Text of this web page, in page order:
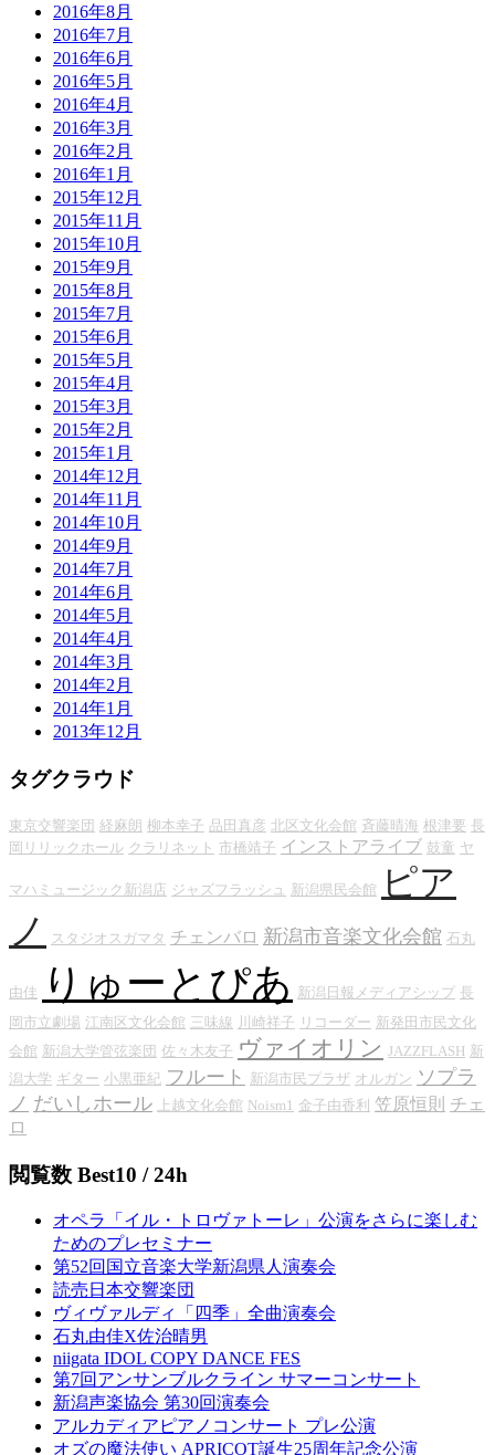
2016年8月
2016年7月
2016年6月
2016年5月
2016年4月
2016年3月
2016年2月
2016年1月
2015年12月
2015年11月
2015年10月
2015年9月
2015年8月
2015年7月
2015年6月
2015年5月
2015年4月
2015年3月
2015年2月
2015年1月
2014年12月
2014年11月
2014年10月
2014年9月
2014年7月
2014年6月
2014年5月
2014年4月
2014年3月
2014年2月
2014年1月
2013年12月
タグクラウド
東京交響楽団 経麻朗 柳本幸子 品田真彦 北区文化会館 斉藤晴海 根津要 長
岡リリックホール クラリネット 市橋靖子 インストアライブ 鼓童 ヤ
マハミュージック新潟店 ジャズフラッシュ 新潟県民会館
ピア
ノ
スタジオスガマタ チェンバロ 新潟市音楽文化会館 石丸
由佳 りゅーとぴあ 新潟日報メディアシップ 長
岡市立劇場 江南区文化会館 三味線 川崎祥子 リコーダー 新発田市民文化
会館 新潟大学管弦楽団 佐々木友子 ヴァイオリン JAZZFLASH 新
潟大学 ギター 小黒亜紀 フルート 新潟市民プラザ オルガン ソプラ
ノ だいしホール 上越文化会館 Noism1 金子由香利 笠原恒則 チェ
ロ
閲覧数 Best10 / 24h
オペラ「イル・トロヴァトーレ」公演をさらに楽しむ
ためのプレセミナー
第52回国立音楽大学新潟県人演奏会
読売日本交響楽団
ヴィヴァルディ「四季」全曲演奏会
石丸由佳X佐治晴男
niigata IDOL COPY DANCE FES
第7回アンサンブルクライン サマーコンサート
新潟声楽協会 第30回演奏会
アルカディアピアノコンサート プレ公演
オズの魔法使い APRICOT誕生25周年記念公演